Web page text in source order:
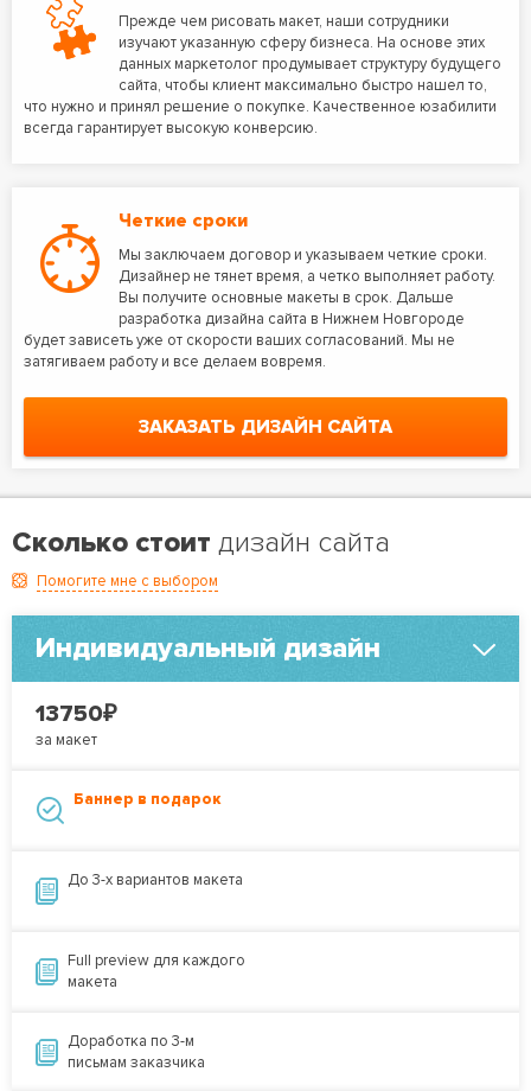
Прежде чем рисовать макет, наши сотрудники
изучают указанную сферу бизнеса. На основе этих
данных маркетолог продумывает структуру будущего
сайта, чтобы клиент максимально быстро нашел то,
что нужно и принял решение о покупке. Качественное юзабилити
всегда гарантирует высокую конверсию.
Четкие сроки
Мы заключаем договор и указываем четкие сроки.
Дизайнер не тянет время, а четко выполняет работу.
Вы получите основные макеты в срок. Дальше
разработка дизайна сайта в Нижнем Новгороде
будет зависеть уже от скорости ваших согласований. Мы не
затягиваем работу и все делаем вовремя.
ЗАКАЗАТЬ ДИЗАЙН САЙТА
Сколько стоит дизайн сайта
Помогите мне с выбором
Индивидуальный дизайн
13750₽
за макет
Баннер в подарок
До 3-х вариантов макета
Full preview для каждого
макета
Доработка по 3-м
письмам заказчика